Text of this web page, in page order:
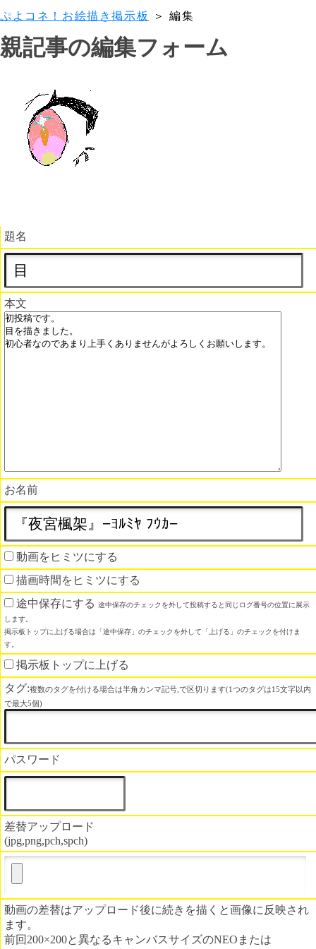
ぷよコネ！お絵描き掲示板 ＞ 編集
親記事の編集フォーム
題名
本文
お名前
動画をヒミツにする
描画時間をヒミツにする
途中保存にする 途中保存のチェックを外して投稿すると同じログ番号の位置に展示
します。
掲示板トップに上げる場合は「途中保存」のチェックを外して「上げる」のチェックを付けま
す。
掲示板トップに上げる
タグ:複数のタグを付ける場合は半角カンマ記号,で区切ります(1つのタグは15文字以内
で最大5個)
パスワード
差替アップロード
(jpg,png,pch,spch)
動画の差替はアップロード後に続きを描くと画像に反映され
ます。
前回200×200と異なるキャンバスサイズのNEOまたは